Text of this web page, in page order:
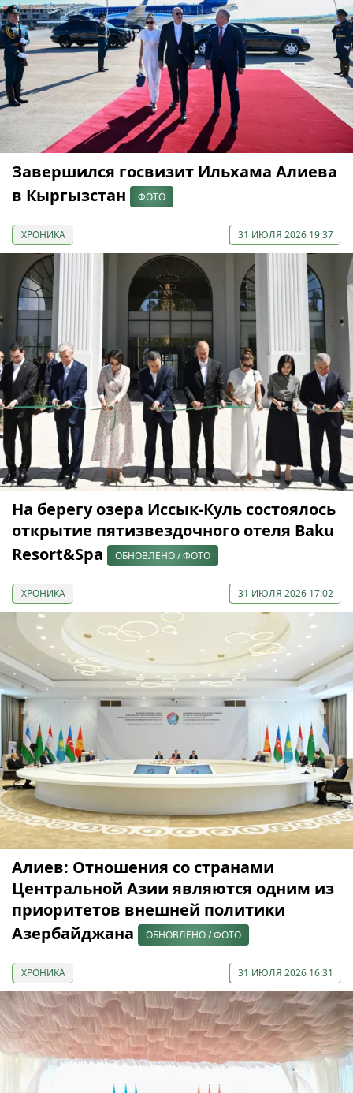
Завершился госвизит Ильхама Алиева
в Кыргызстан
ФОТО
ХРОНИКА 31 ИЮЛЯ 2026 19:37
На берегу озера Иссык-Куль состоялось
открытие пятизвездочного отеля Baku
Resort&Spa
ОБНОВЛЕНО / ФОТО
ХРОНИКА 31 ИЮЛЯ 2026 17:02
Алиев: Отношения со странами
Центральной Азии являются одним из
приоритетов внешней политики
Азербайджана
ОБНОВЛЕНО / ФОТО
ХРОНИКА 31 ИЮЛЯ 2026 16:31